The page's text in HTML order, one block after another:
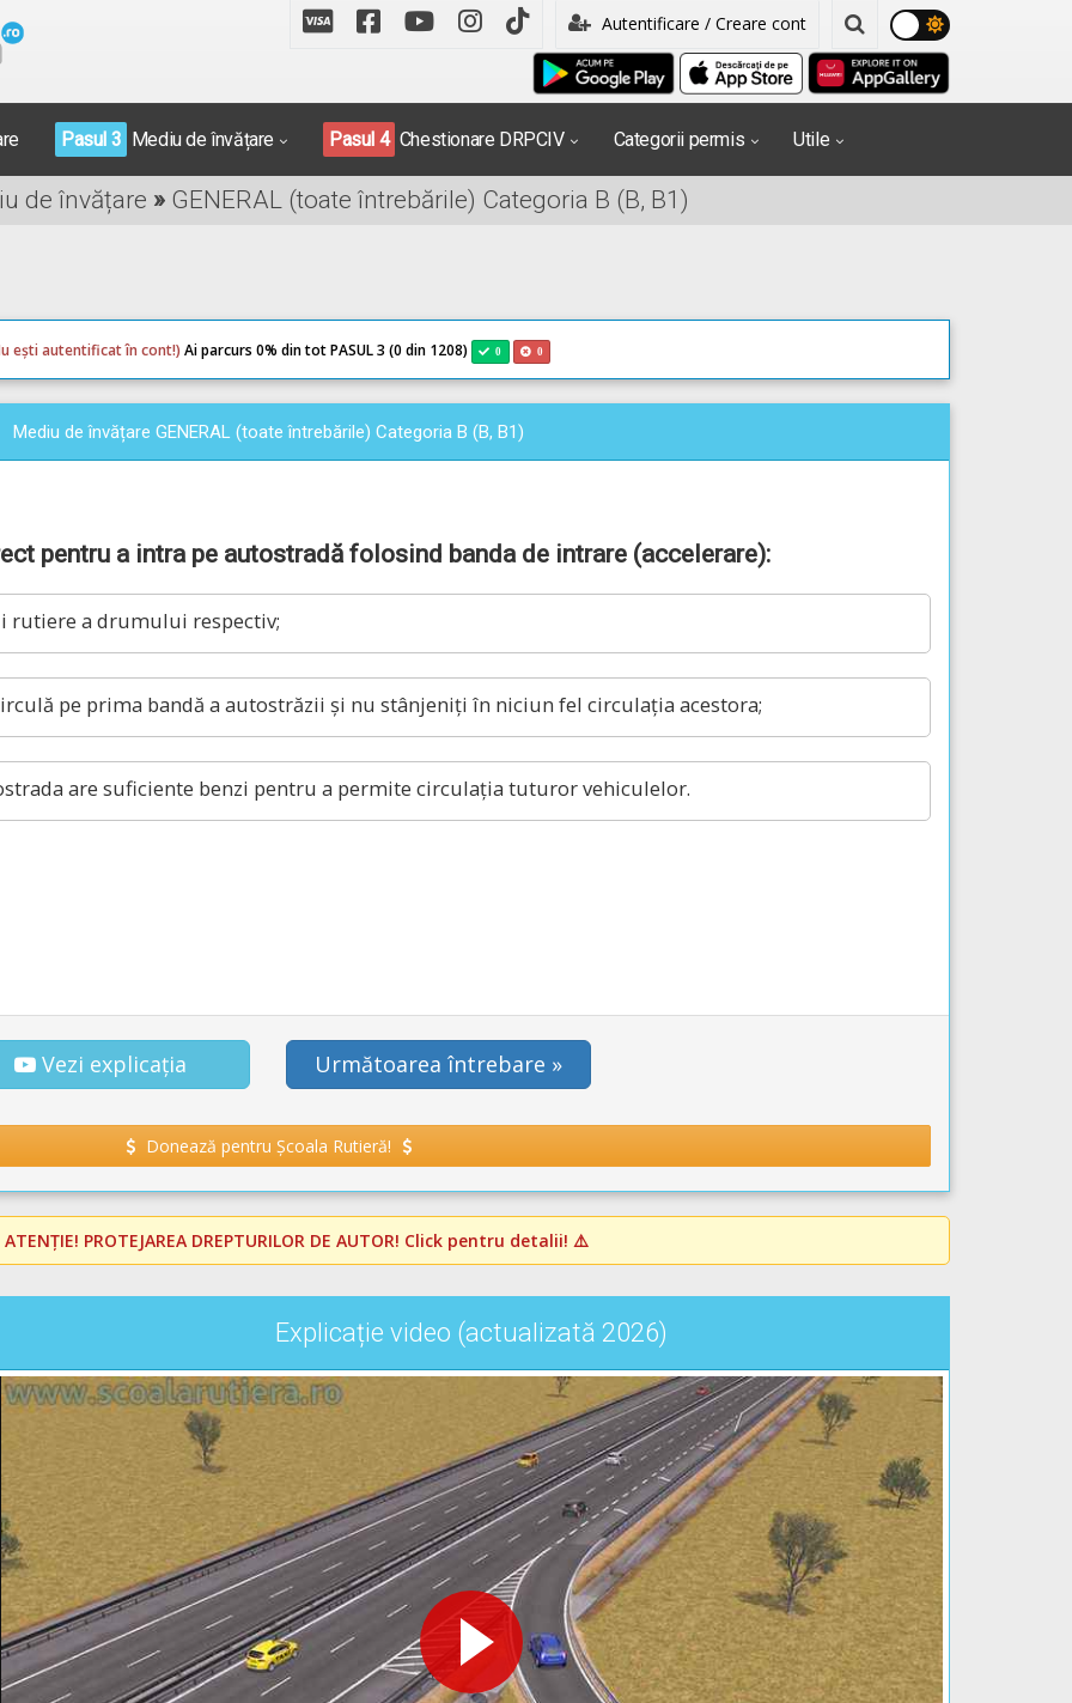
Autentificare / Creare cont
Pasul 3 Mediu de învățare Pasul 4 Chestionare DRPCIV Categorii permis Utile
de învățare » GENERAL (toate întrebările) Categoria B (B, B1)
ești autentificat în cont!) Ai parcurs 0% din tot PASUL 3 (0 din 1208) 0 0
Mediu de învățare GENERAL (toate întrebările) Categoria B (B, B1)
pentru a intra pe autostradă folosind banda de intrare (accelerare):
rutiere a drumului respectiv;
pe prima bandă a autostrăzii și nu stânjeniți în niciun fel circulația acestora;
are suficiente benzi pentru a permite circulația tuturor vehiculelor.
Vezi explicația Următoarea întrebare »
Donează pentru Școala Rutieră!
ATENȚIE! PROTEJAREA DREPTURILOR DE AUTOR! Click pentru detalii! ⚠️
Explicație video (actualizată 2026)